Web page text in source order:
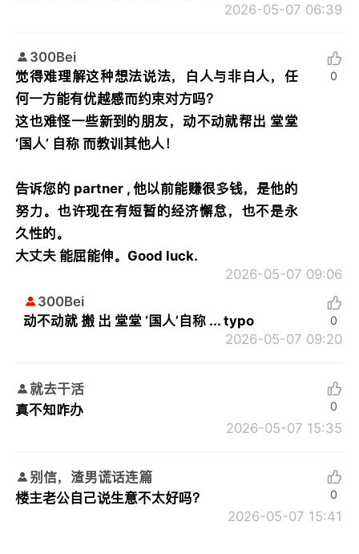
2026-05-07 06:39
300Bei
觉得难理解这种想法说法，白人与非白人，任
何一方能有优越感而约束对方吗？
这也难怪一些新到的朋友，动不动就帮出 堂堂
‘国人’ 自称 而教训其他人！
告诉您的 partner , 他以前能赚很多钱，是他的
努力。也许现在有短暂的经济懈怠，也不是永
久性的。
大丈夫 能屈能伸。Good luck.
2026-05-07 09:06
0
300Bei
动不动就 搬 出 堂堂 ‘国人’自称 ... typo
2026-05-07 09:20
0
就去干活
真不知咋办
2026-05-07 15:35
0
别信，渣男谎话连篇
楼主老公自己说生意不太好吗？
2026-05-07 15:41
0